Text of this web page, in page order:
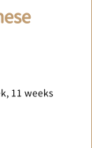
11 weeks